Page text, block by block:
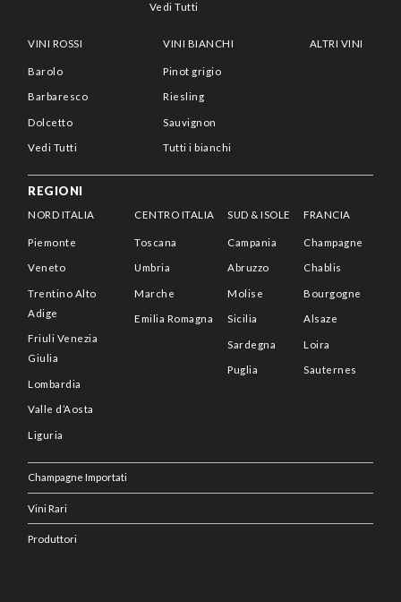
Vedi Tutti
VINI ROSSI
Barolo
Barbaresco
Dolcetto
Vedi Tutti
VINI BIANCHI
Pinot grigio
Riesling
Sauvignon
Tutti i bianchi
ALTRI VINI
REGIONI
NORD ITALIA
Piemonte
Veneto
Trentino Alto
Adige
Friuli Venezia
Giulia
Lombardia
Valle d’Aosta
Liguria
CENTRO ITALIA
Toscana
Umbria
Marche
Emilia Romagna
SUD & ISOLE
Campania
Abruzzo
Molise
Sicilia
Sardegna
Puglia
FRANCIA
Champagne
Chablis
Bourgogne
Alsaze
Loira
Sauternes
Champagne Importati
Vini Rari
Produttori